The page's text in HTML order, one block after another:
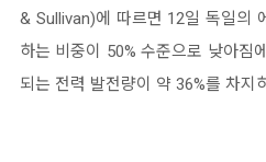
& Sullivan)에 따르면 12일 독일의
하는 비중이 50% 수준으로 낮아짐
되는 전력 발전량이 약 36%를 차지